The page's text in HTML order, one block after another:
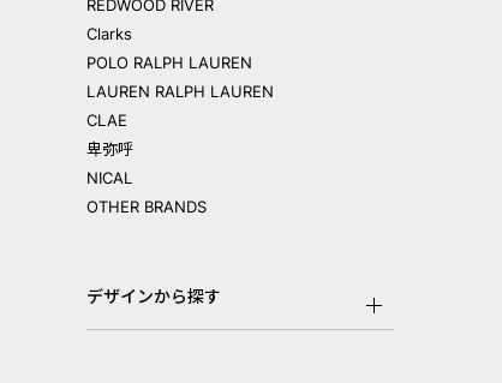
REDWOOD RIVER
Clarks
POLO RALPH LAUREN
LAUREN RALPH LAUREN
CLAE
卑弥呼
NICAL
OTHER BRANDS
デザインから探す